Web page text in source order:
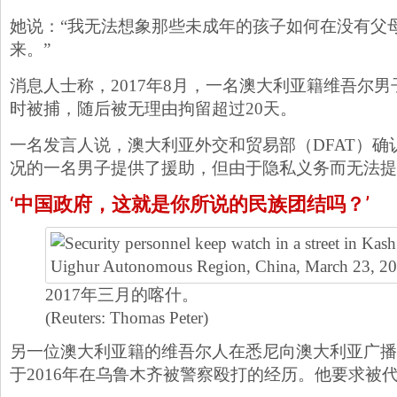
她说：“我无法想象那些未成年的孩子如何在没有父
来。”
消息人士称，2017年8月，一名澳大利亚籍维吾尔
时被捕，随后被无理由拘留超过20天。
一名发言人说，澳大利亚外交和贸易部（DFAT）确
况的一名男子提供了援助，但由于隐私义务而无法
‘中国政府，这就是你所说的民族团结吗？’
2017年三月的喀什。
(Reuters: Thomas Peter)
另一位澳大利亚籍的维吾尔人在悉尼向澳大利亚广
于2016年在乌鲁木齐被警察殴打的经历。他要求被